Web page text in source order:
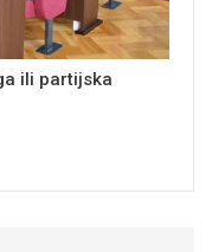
ili partijska